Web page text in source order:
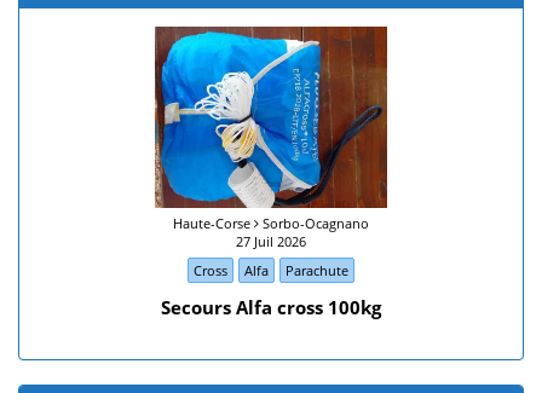
Haute-Corse
Sorbo-Ocagnano
27 Juil 2026
Cross
Alfa Parachute
Secours Alfa cross 100kg